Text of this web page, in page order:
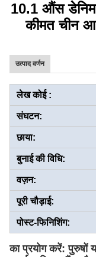
10.1 औंस डेनिम
कीमत चीन
उत्पाद वर्णन
लेख कोई :
संघटन:
छाया:
बुनाई की विधि:
वज़न:
पूरी चौड़ाई:
पोस्ट-फिनिशिंग:
का प्रयोग करें: पुरुषों